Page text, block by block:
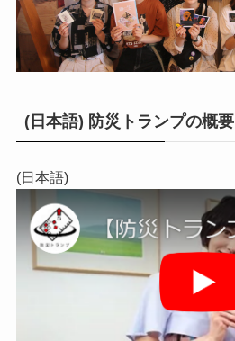
(日本語) 防災トランプの概要
(日本語)